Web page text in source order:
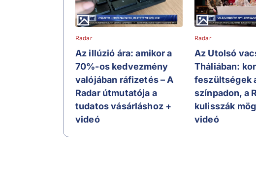
Radar
Az illúzió ára: amikor a
70%-os kedvezmény
valójában ráfizetés – A
Radar útmutatója a
tudatos vásárláshoz +
videó
Radar
Az Utolsó
Tháliában:
feszültségek
színpadon, a
kulisszák
videó